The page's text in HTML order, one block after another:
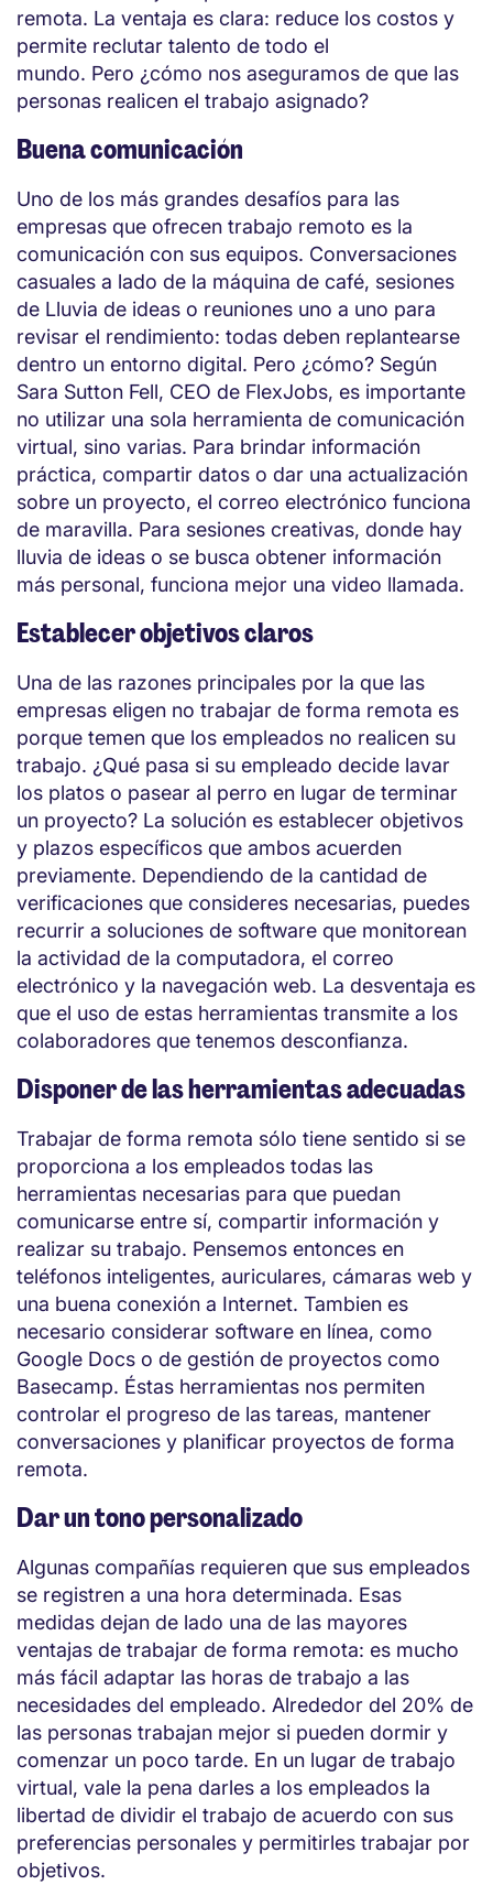
remota. La ventaja es clara: reduce los costos y
permite reclutar talento de todo el
mundo. Pero ¿cómo nos aseguramos de que las
personas realicen el trabajo asignado?
Buena comunicación
Uno de los más grandes desafíos para las
empresas que ofrecen trabajo remoto es la
comunicación con sus equipos. Conversaciones
casuales a lado de la máquina de café, sesiones
de Lluvia de ideas o reuniones uno a uno para
revisar el rendimiento: todas deben replantearse
dentro un entorno digital. Pero ¿cómo? Según
Sara Sutton Fell, CEO de FlexJobs, es importante
no utilizar una sola herramienta de comunicación
virtual, sino varias. Para brindar información
práctica, compartir datos o dar una actualización
sobre un proyecto, el correo electrónico funciona
de maravilla. Para sesiones creativas, donde hay
lluvia de ideas o se busca obtener información
más personal, funciona mejor una video llamada.
Establecer objetivos claros
Una de las razones principales por la que las
empresas eligen no trabajar de forma remota es
porque temen que los empleados no realicen su
trabajo. ¿Qué pasa si su empleado decide lavar
los platos o pasear al perro en lugar de terminar
un proyecto? La solución es establecer objetivos
y plazos específicos que ambos acuerden
previamente. Dependiendo de la cantidad de
verificaciones que consideres necesarias, puedes
recurrir a soluciones de software que monitorean
la actividad de la computadora, el correo
electrónico y la navegación web. La desventaja es
que el uso de estas herramientas transmite a los
colaboradores que tenemos desconfianza.
Disponer de las herramientas adecuadas
Trabajar de forma remota sólo tiene sentido si se
proporciona a los empleados todas las
herramientas necesarias para que puedan
comunicarse entre sí, compartir información y
realizar su trabajo. Pensemos entonces en
teléfonos inteligentes, auriculares, cámaras web y
una buena conexión a Internet. Tambien es
necesario considerar software en línea, como
Google Docs o de gestión de proyectos como
Basecamp. Éstas herramientas nos permiten
controlar el progreso de las tareas, mantener
conversaciones y planificar proyectos de forma
remota.
Dar un tono personalizado
Algunas compañías requieren que sus empleados
se registren a una hora determinada. Esas
medidas dejan de lado una de las mayores
ventajas de trabajar de forma remota: es mucho
más fácil adaptar las horas de trabajo a las
necesidades del empleado. Alrededor del 20% de
las personas trabajan mejor si pueden dormir y
comenzar un poco tarde. En un lugar de trabajo
virtual, vale la pena darles a los empleados la
libertad de dividir el trabajo de acuerdo con sus
preferencias personales y permitirles trabajar por
objetivos.